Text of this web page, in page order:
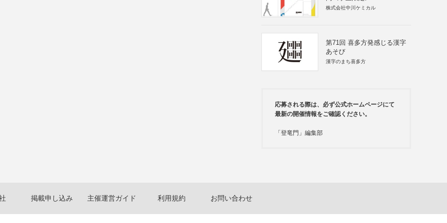
株式会社中川ケミカル
第71回 喜多方発感じる漢字
あそび
漢字のまち喜多方
応募される際は、必ず公式ホームページにて
最新の開催情報をご確認ください。
「登竜門」編集部
掲載申し込み 主催運営ガイド 利用規約 お問い合わせ